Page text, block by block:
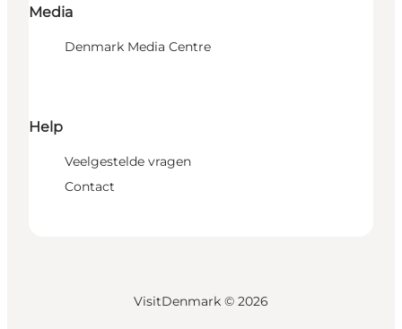
Media
Denmark Media Centre
Help
Veelgestelde vragen
Contact
VisitDenmark © 2026